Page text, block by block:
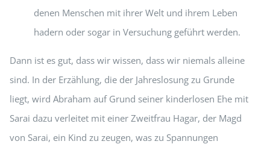
denen Menschen mit ihrer Welt und ihrem Leben
hadern oder sogar in Versuchung geführt werden.
Dann ist es gut, dass wir wissen, dass wir niemals alleine
sind. In der Erzählung, die der Jahreslosung zu Grunde
liegt, wird Abraham auf Grund seiner kinderlosen Ehe mit
Sarai dazu verleitet mit einer Zweitfrau Hagar, der Magd
von Sarai, ein Kind zu zeugen, was zu Spannungen